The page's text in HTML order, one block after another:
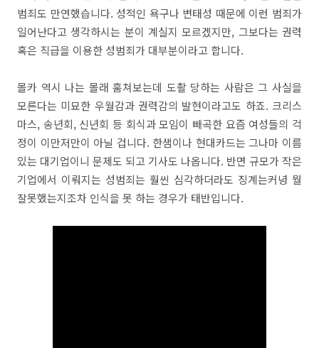
범죄도 만연했습니다. 성적인 욕구나 변태성 때문에 이런 범죄가
일어난다고 생각하시는 분이 계실지 모르겠지만, 그보다는 권력
혹은 직급을 이용한 성범죄가 대부분이라고 합니다.
몰카 역시 나는 몰래 훔쳐보는데 도촬 당하는 사람은 그 사실을
모른다는 미묘한 우월감과 권력감의 발현이라고도 하죠. 크리스
마스, 송년회, 신년회 등 회식과 모임이 빼곡한 요즘 여성들의 걱
정이 이만저만이 아닐 겁니다. 한샘이나 현대카드는 그나마 이름
있는 대기업이니 문제도 되고 기사도 나옵니다. 반면 규모가 작은
기업에서 이뤄지는 성범죄는 훨씬 심각하더라도 징계는커녕 뭘
잘못했는지조차 인식을 못 하는 경우가 태반입니다.